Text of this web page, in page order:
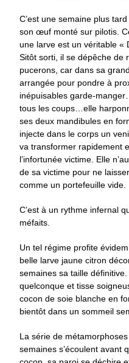
C’est une semaine plus
son œuf monté sur pilotis.
une larve est un véritable «
Sitôt sorti, il se dépêche de
pucerons, car dans sa
arrangée pour pondre à
inépuisables garde-
tous les coups…elle
ses deux mandibules en
injecte dans le corps un
va transformer rapidement
l’infortunée victime. Elle
de sa victime pour ne
comme un portefeuille vide.
C’est à un rythme infernal
méfaits.
Un tel régime profite
belle larve jaune citron
semaines sa taille
quelconque et tisse
cocon de soie blanche en
bientôt dans un sommeil
La série de
semaines s’écoulent avant